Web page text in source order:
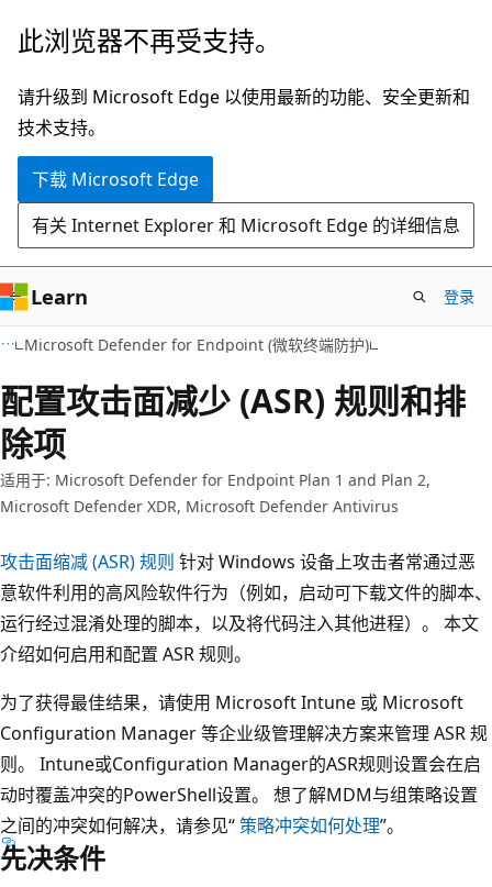
跳
主
要
内
此浏览器不再受支持。
请升级到 Microsoft Edge 以使用最新的功能、安全更新和
技术支持。
下载 Microsoft Edge
有关 Internet Explorer 和 Microsoft Edge 的详细信息
Learn 登录
Microsoft Defender for Endpoint (微软终端防护)
配置攻击面减少 (ASR) 规则和排
除项
适用于: Microsoft Defender for Endpoint Plan 1 and Plan 2,
Microsoft Defender XDR, Microsoft Defender Antivirus
攻击面缩减 (ASR) 规则 针对 Windows 设备上攻击者常通过恶
意软件利用的高风险软件行为（例如，启动可下载文件的脚本、
运行经过混淆处理的脚本，以及将代码注入其他进程）。 本文
介绍如何启用和配置 ASR 规则。
为了获得最佳结果，请使用 Microsoft Intune 或 Microsoft
Configuration Manager 等企业级管理解决方案来管理 ASR 规
则。 Intune或Configuration Manager的ASR规则设置会在启
动时覆盖冲突的PowerShell设置。 想了解MDM与组策略设置
之间的冲突如何解决，请参见“策略冲突如何处理”。
先决条件